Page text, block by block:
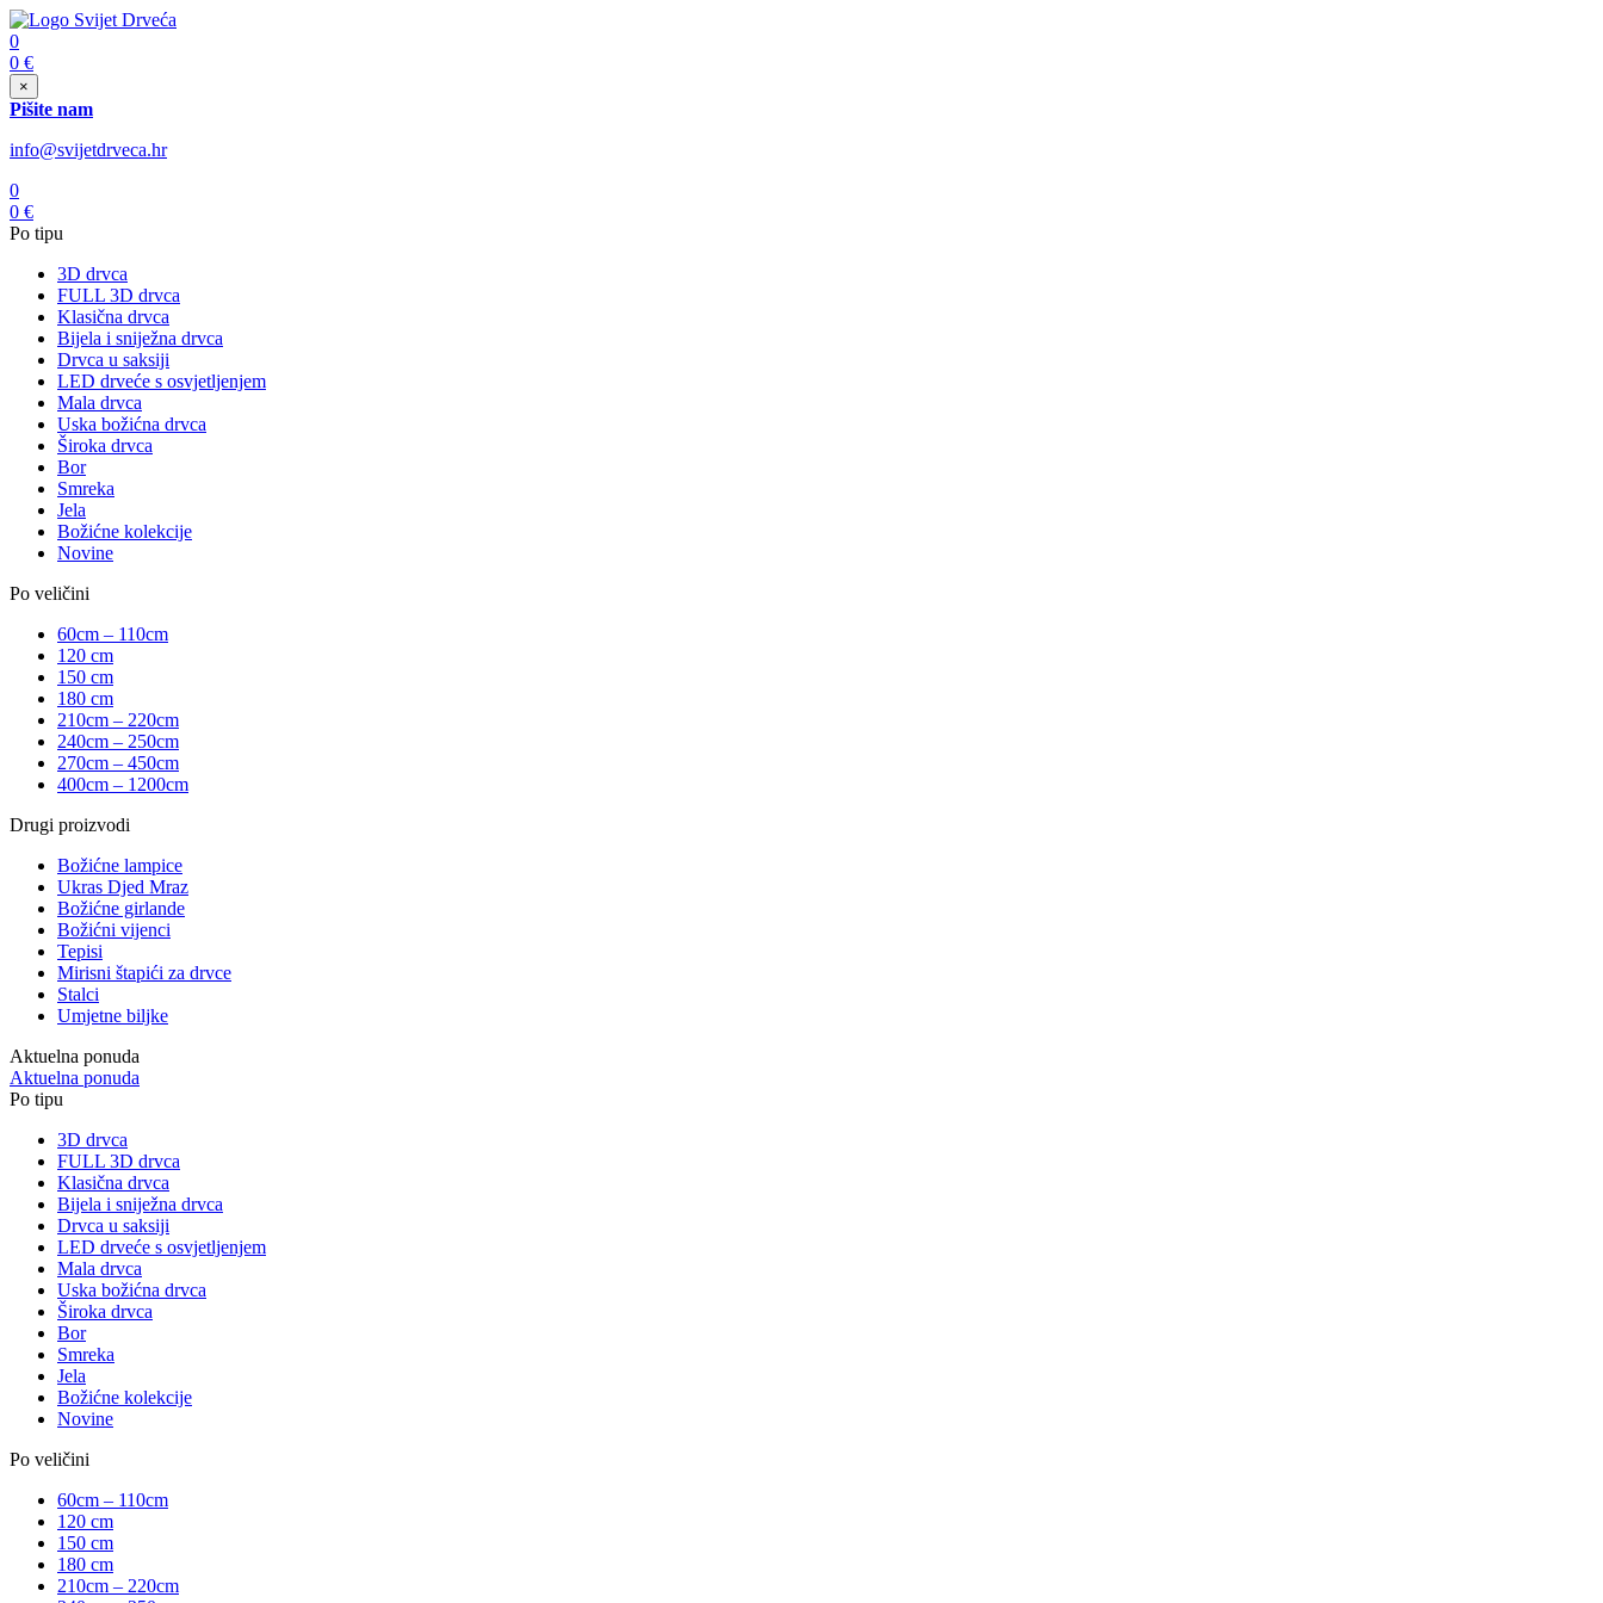
0
0 €
×
Pišite nam
info@svijetdrveca.hr
0
0 €
Po tipu
3D drvca
FULL 3D drvca
Klasična drvca
Bijela i sniježna drvca
Drvca u saksiji
LED drveće s osvjetljenjem
Mala drvca
Uska božićna drvca
Široka drvca
Bor
Smreka
Jela
Božićne kolekcije
Novine
Po veličini
60cm – 110cm
120 cm
150 cm
180 cm
210cm – 220cm
240cm – 250cm
270cm – 450cm
400cm – 1200cm
Drugi proizvodi
Božićne lampice
Ukras Djed Mraz
Božićne girlande
Božićni vijenci
Tepisi
Mirisni štapići za drvce
Stalci
Umjetne biljke
Aktuelna ponuda
Aktuelna ponuda
Po tipu
3D drvca
FULL 3D drvca
Klasična drvca
Bijela i sniježna drvca
Drvca u saksiji
LED drveće s osvjetljenjem
Mala drvca
Uska božićna drvca
Široka drvca
Bor
Smreka
Jela
Božićne kolekcije
Novine
Po veličini
60cm – 110cm
120 cm
150 cm
180 cm
210cm – 220cm